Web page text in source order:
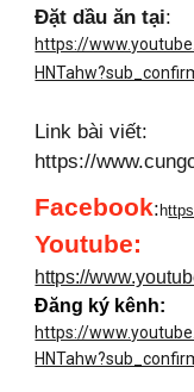
Đặt dầu ăn tại:
https://
Link bài viết:
https://
Facebook: h
Youtube:
https://
Đăng ký kênh:
https://